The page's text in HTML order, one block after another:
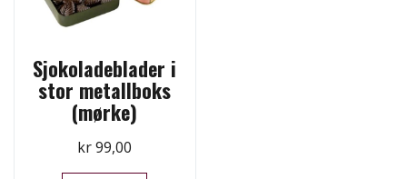
Sjokoladeblader i
stor metallboks
(mørke)
kr99,00